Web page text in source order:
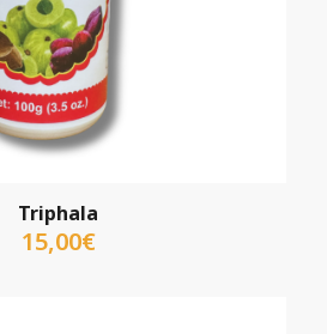
Triphala
15,00€